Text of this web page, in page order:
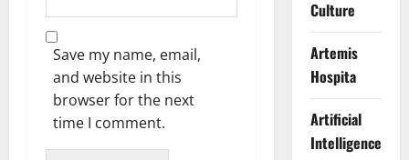
Save my name, email,
and website in this
browser for the next
time I comment.
Culture
Artemis
Hospita
Artificial
Intelligence